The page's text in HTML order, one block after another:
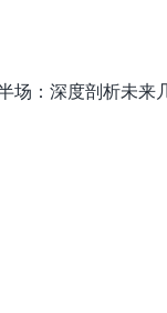
场：深度剖析未来